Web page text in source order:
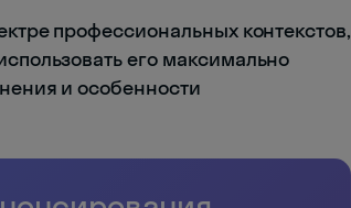
профессиональных контекстов,
его максимально
и особенности